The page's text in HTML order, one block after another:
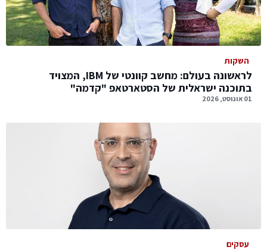
השקות
לראשונה בעולם: מחשב קוונטי של IBM, המצויד
בתוכנה ישראלית של הסטארטאפ "קדמה"
01 אוגוסט, 2026
עסקים